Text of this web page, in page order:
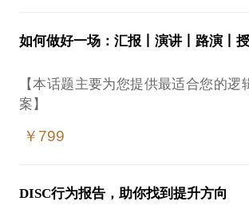
1.有若干微信或QQ好友，但不熟悉，
2.想认识某个特定的人，但不知道
现；
3.进入一项新的事业，希望身边的亲
碍，希望破局。
如何做好一场：汇报丨演讲丨路演丨
【本话题主要为您提供最适合您的逻
案】
假如你遇到了以下问题，本话题将非
1.有一个重要报告，不知道要怎么讲；
2.有一个临时演讲，完全没有经验；
￥799
DISC行为报告，助你找到提升方向